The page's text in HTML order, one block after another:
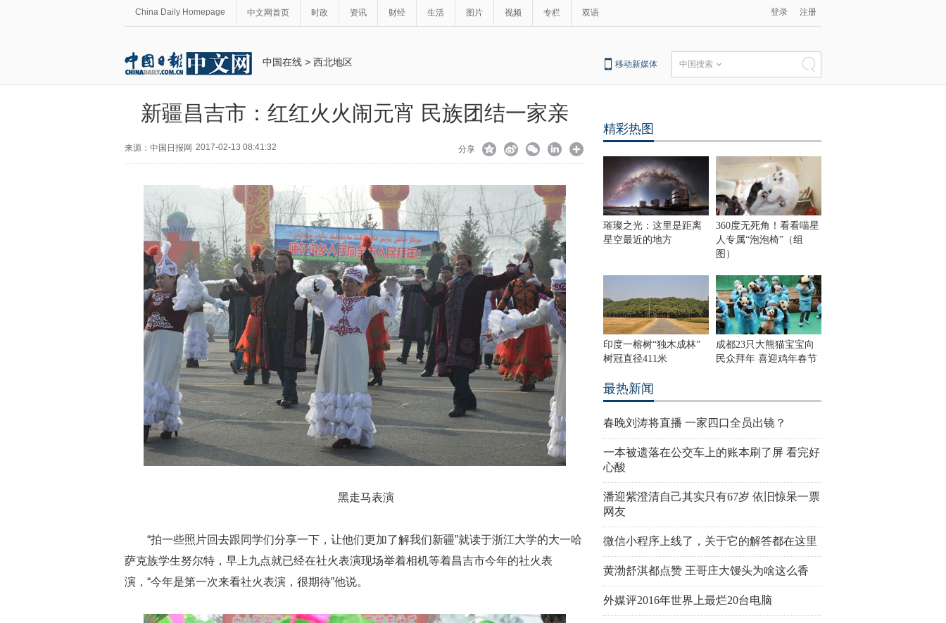
China Daily Homepage 中文网首页 时政 资讯 财经 生活 图片 视频 专栏 双语 登录 注册
中国在线 > 西北地区 移动新媒体 中国搜索
新疆昌吉市：红红火火闹元宵 民族团结一家亲
来源：中国日报网 2017-02-13 08:41:32 分享
黑走马表演
“拍一些照片回去跟同学们分享一下，让他们更加了解我们新疆”就读于浙江大学的大一哈
萨克族学生努尔特，早上九点就已经在社火表演现场举着相机等着昌吉市今年的社火表
演，“今年是第一次来看社火表演，很期待”他说。
精彩热图
璀璨之光：这里是距离
星空最近的地方
360度无死角！看看喵星
人专属“泡泡椅”（组
图）
印度一榕树“独木成林”
树冠直径411米
成都23只大熊猫宝宝向
民众拜年 喜迎鸡年春节
最热新闻
春晚刘涛将直播 一家四口全员出镜？
一本被遗落在公交车上的账本刷了屏 看完好
心酸
潘迎紫澄清自己其实只有67岁 依旧惊呆一票
网友
微信小程序上线了，关于它的解答都在这里
黄渤舒淇都点赞 王哥庄大馒头为啥这么香
外媒评2016年世界上最烂20台电脑